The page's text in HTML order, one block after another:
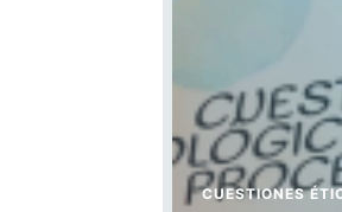
CUESTIONES